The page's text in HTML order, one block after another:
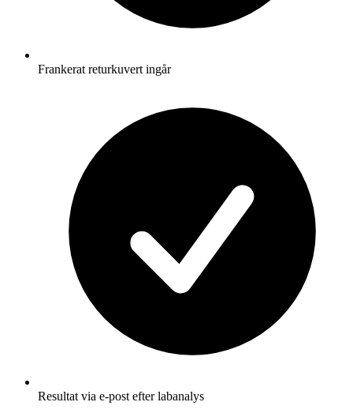
Frankerat returkuvert ingår
Resultat via e-post efter labanalys